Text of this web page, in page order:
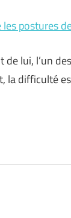
postures
lui, l’un
la difficulté